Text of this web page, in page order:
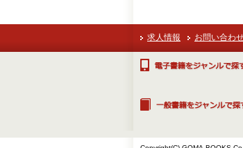
求人情報 お問い合わ